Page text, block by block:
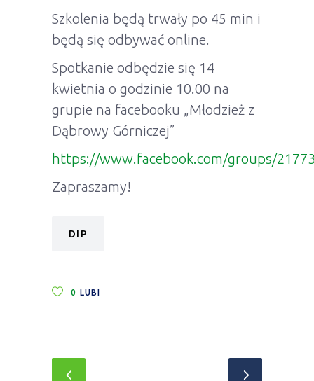
Szkolenia będą trwały po 45 min i
będą się odbywać online.
Spotkanie odbędzie się 14
kwietnia o godzinie 10.00 na
grupie na facebooku „Młodzież z
Dąbrowy Górniczej”
https://www.facebook.com/groups/
Zapraszamy!
DIP
0 LUBI